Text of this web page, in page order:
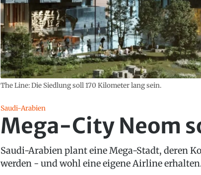
The Line: Die Siedlung soll 170 Kilometer lang sein.
Saudi-Arabien
Mega-City Neom
Saudi-Arabien plant eine Mega-Stadt, deren
werden - und wohl eine eigene Airline